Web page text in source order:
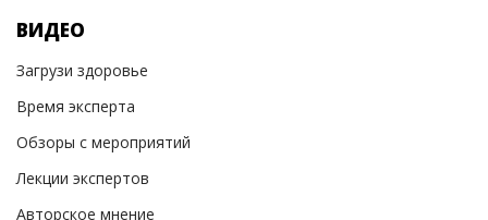
ВИДЕО
Загрузи здоровье
Время эксперта
Обзоры с мероприятий
Лекции экспертов
Авторское мнение